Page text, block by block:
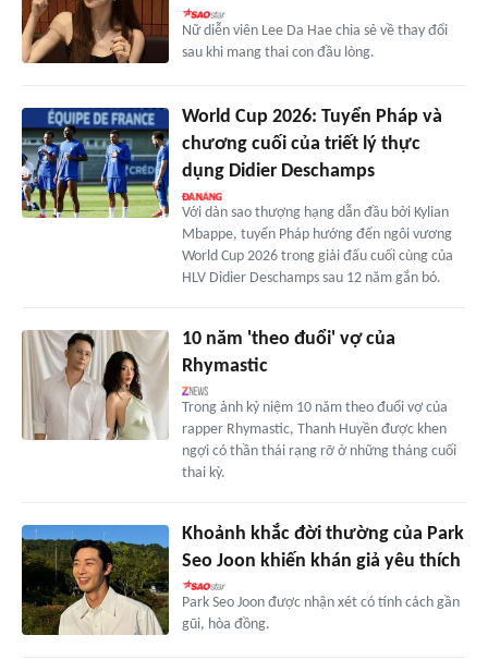
Nữ diễn viên Lee Da Hae chia sẻ về thay đổi
sau khi mang thai con đầu lòng.
World Cup 2026: Tuyển Pháp và
chương cuối của triết lý thực
dụng Didier Deschamps
Với dàn sao thượng hạng dẫn đầu bởi Kylian
Mbappe, tuyển Pháp hướng đến ngôi vương
World Cup 2026 trong giải đấu cuối cùng của
HLV Didier Deschamps sau 12 năm gắn bó.
10 năm 'theo đuổi' vợ của
Rhymastic
Trong ảnh kỷ niệm 10 năm theo đuổi vợ của
rapper Rhymastic, Thanh Huyền được khen
ngợi có thần thái rạng rỡ ở những tháng cuối
thai kỳ.
Khoảnh khắc đời thường của Park
Seo Joon khiến khán giả yêu thích
Park Seo Joon được nhận xét có tính cách gần
gũi, hòa đồng.